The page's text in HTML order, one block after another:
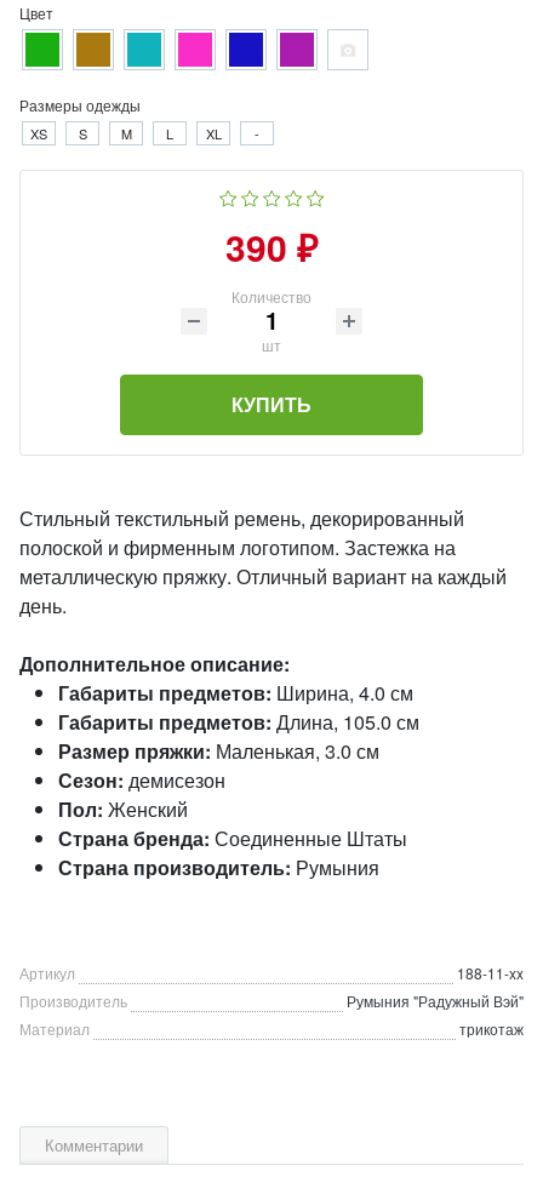
Цвет
Размеры одежды
XS S M L XL -
390 ₽
Количество
шт
КУПИТЬ
Стильный текстильный ремень, декорированный
полоской и фирменным логотипом. Застежка на
металлическую пряжку. Отличный вариант на каждый
день.
Дополнительное описание:
Габариты предметов: Ширина, 4.0 см
Габариты предметов: Длина, 105.0 см
Размер пряжки: Маленькая, 3.0 см
Сезон: демисезон
Пол: Женский
Страна бренда: Соединенные Штаты
Страна производитель: Румыния
Артикул
188-11-xx
Производитель
Румыния "Радужный Вэй"
Материал
трикотаж
Комментарии